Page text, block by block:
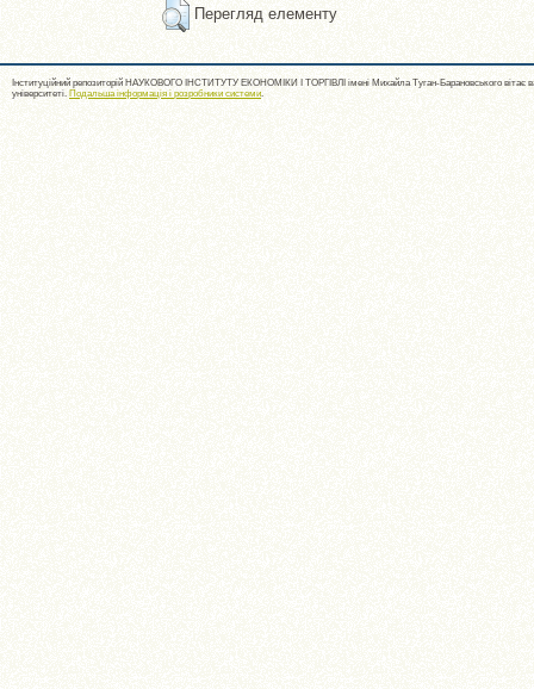
Перегляд елементу
Інституційний репозиторій НАУКОВОГО ІНСТИТУТУ ЕКОНОМІКИ І ТОРГІВЛІ імені Михайла Туган-Барановського вітає
університеті. Подальша інформація і розробники системи